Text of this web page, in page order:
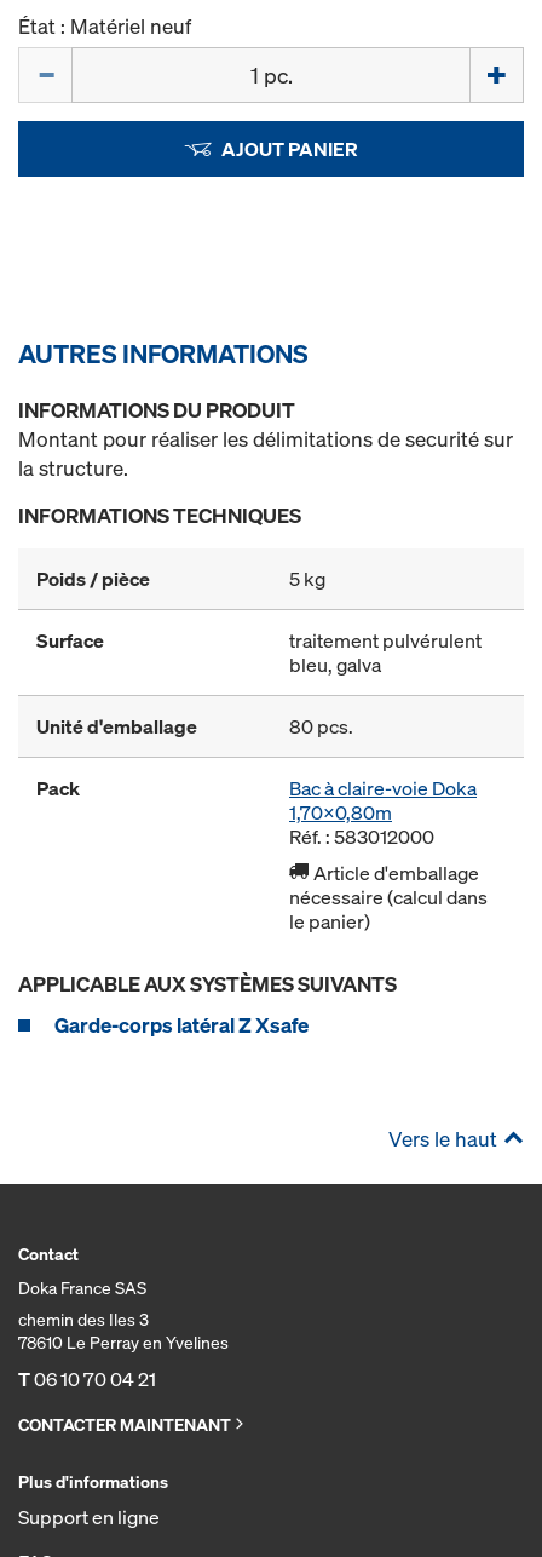
État : Matériel neuf
AJOUT PANIER
AUTRES INFORMATIONS
INFORMATIONS DU PRODUIT
Montant pour réaliser les délimitations de securité sur
la structure.
INFORMATIONS TECHNIQUES
Poids / pièce 5 kg
Surface
traitement pulvérulent
bleu, galva
Unité d'emballage 80 pcs.
Pack
Bac à claire-voie Doka
1,70x0,80m
Réf. : 583012000
Article d'emballage
nécessaire (calcul dans
le panier)
APPLICABLE AUX SYSTÈMES SUIVANTS
Garde-corps latéral Z Xsafe
Vers le haut
Contact
Doka France SAS
chemin des Iles 3
78610 Le Perray en Yvelines
T06 10 70 04 21
CONTACTER MAINTENANT
Plus d'informations
Support en ligne